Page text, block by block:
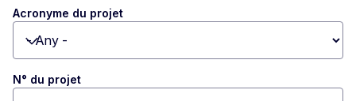
Acronyme du projet
Toggle dropdown
N° du projet